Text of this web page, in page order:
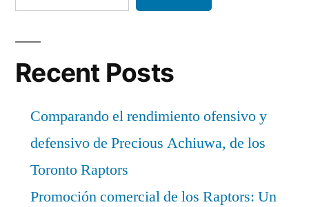
Recent Posts
Comparando el rendimiento ofensivo y
defensivo de Precious Achiuwa, de los
Toronto Raptors
Promoción comercial de los Raptors: Un